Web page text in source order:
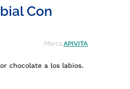
Con
Marca APIVITA
chocolate a los labios.